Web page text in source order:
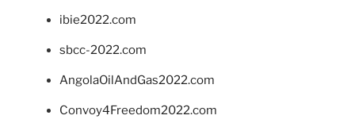
ibie2022.com
sbcc-2022.com
AngolaOilAndGas2022.com
Convoy4Freedom2022.com